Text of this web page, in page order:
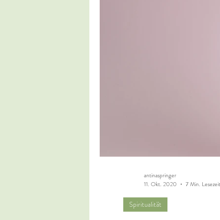
Spiritualität
antinaspringer
11. Okt. 2020
7 Min. Lesezeit